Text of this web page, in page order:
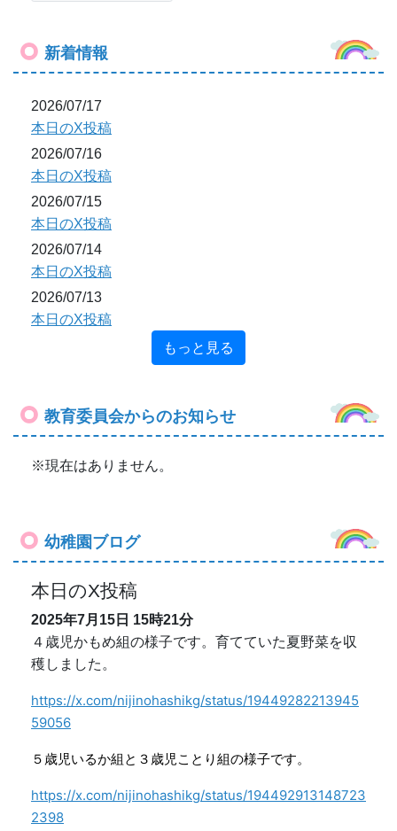
新着情報
2026/07/17
本日のX投稿
2026/07/16
本日のX投稿
2026/07/15
本日のX投稿
2026/07/14
本日のX投稿
2026/07/13
本日のX投稿
もっと見る
教育委員会からのお知らせ
※現在はありません。
幼稚園ブログ
本日のX投稿
2025年7月15日 15時21分
４歳児かもめ組の様子です。育てていた夏野菜を収
穫しました。
https://x.com/nijinohashikg/status/19449282213945
59056
５歳児いるか組と３歳児ことり組の様子です。
https://x.com/nijinohashikg/status/194492913148723
2398